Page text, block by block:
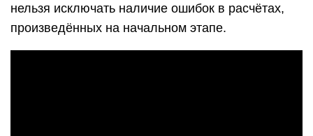
нельзя исключать наличие ошибок в расчётах,
произведённых на начальном этапе.